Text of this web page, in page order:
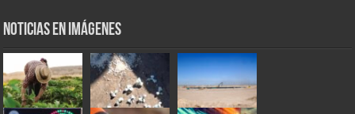
Noticias en Imágenes